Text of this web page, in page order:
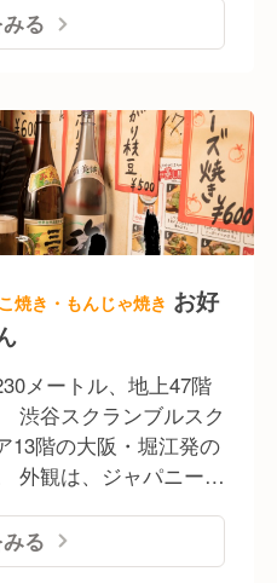
ェをOPENさせ、カフ
卸もおこないビジネス
ューやSNSを利用した
見を中心におこなわ
ャー」「社内コンペ」
なた】の意見や想いを
多数あります。 自分
海外研修」や「資格取
なく、たくさんの社内
"遊び心”を持ちながら
ストールすることで、
げます。 時代の気分を
こに！
る
焼き・もんじゃ焼き お好
メートル、地上47階
渋谷スクランブルスク
13階の大阪・堀江発の
外観は、ジャパニーズ
、店内の壁一面にも絵
、お好み焼き屋らしい
る